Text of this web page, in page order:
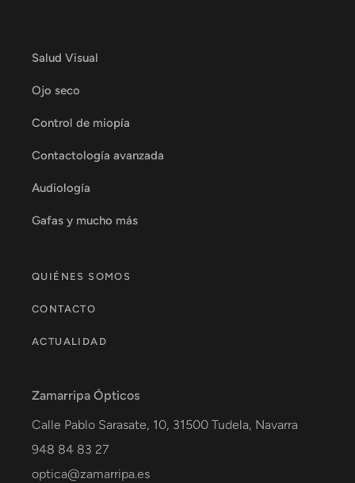
Salud Visual
Ojo seco
Control de miopía
Contactología avanzada
Audiología
Gafas y mucho más
QUIÉNES SOMOS
CONTACTO
ACTUALIDAD
Zamarripa Ópticos
Calle Pablo Sarasate, 10, 31500 Tudela, Navarra
948 84 83 27
optica@zamarripa.es